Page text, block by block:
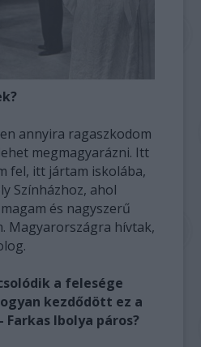
annyira ragaszkodom
megmagyarázni. Itt
fel, itt jártam iskolába,
Színházhoz, ahol
és nagyszerű
Magyarországra hívtak,
a felesége
kezdődött ez a
Farkas Ibolya páros?